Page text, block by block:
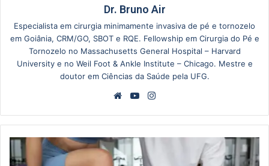
Dr. Bruno Air
Especialista em cirurgia minimamente invasiva de pé e tornozelo
em Goiânia, CRM/GO, SBOT e RQE. Fellowship em Cirurgia do Pé e
Tornozelo no Massachusetts General Hospital – Harvard
University e no Weil Foot & Ankle Institute – Chicago. Mestre e
doutor em Ciências da Saúde pela UFG.
WebsiteYouTube
Pós-
operatório